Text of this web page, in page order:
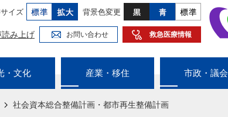
イズ 背景色変更
読み上げ お問い合わせ 救急医療情報
・文化 産業・移住 市政・議会
社会資本総合整備計画・都市再生整備計画